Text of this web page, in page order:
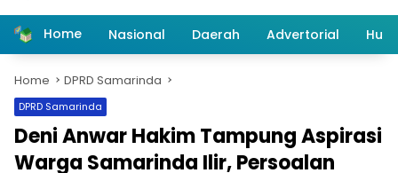
Home Nasional Daerah Advertorial
Home DPRD Samarinda
DPRD Samarinda
Deni Anwar Hakim Tampung Aspirasi
Warga Samarinda Ilir, Persoalan